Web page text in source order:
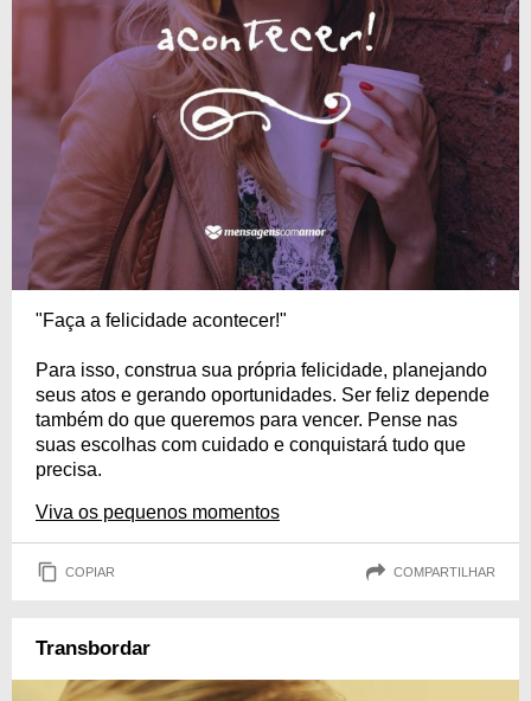
"Faça a felicidade acontecer!"
Para isso, construa sua própria felicidade, planejando
seus atos e gerando oportunidades. Ser feliz depende
também do que queremos para vencer. Pense nas
suas escolhas com cuidado e conquistará tudo que
precisa.
Viva os pequenos momentos
COPIAR COMPARTILHAR
Transbordar